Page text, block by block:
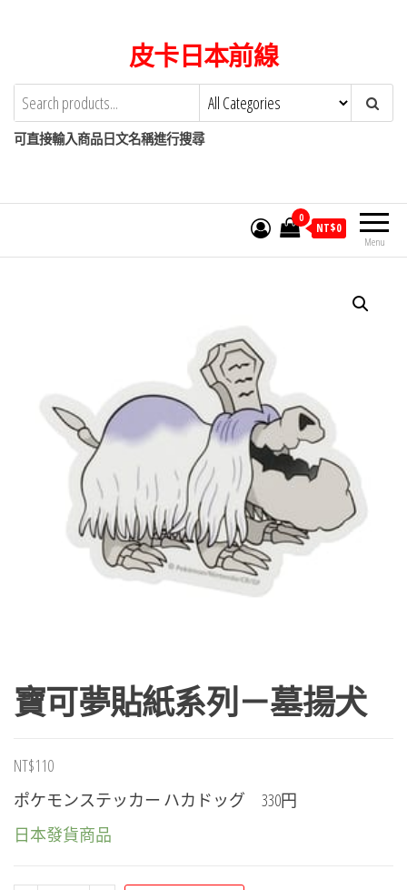
content
皮卡日本前線
可直接輸入商品日文名稱進行搜尋
Menu
0
NT$0
寶可夢貼紙系列－墓揚犬
NT$110
ポケモンステッカー ハカドッグ 330円
日本發貨商品